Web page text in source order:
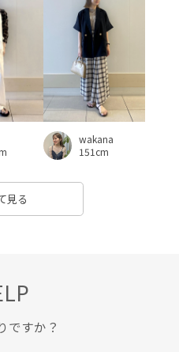
接触冷感 撚糸
清涼感 異素材ドッキング
厚み 素肌に優しい
れが良い 胸ポケット
収納 軽快 透け感
wakana
151cm
見る
ですか？